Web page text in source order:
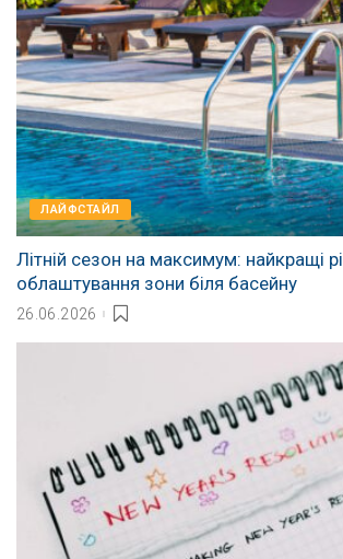
ЛАЙФСТАЙЛ
Літній сезон на максимум: найкращі
облаштування зони біля басейну
26.06.2026